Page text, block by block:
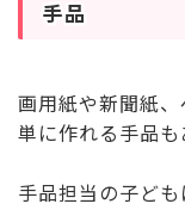
手品
画用紙や新聞紙
単に作れる手品も
手品担当の子ど